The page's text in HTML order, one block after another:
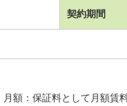
契約期間
額：保証料として月額